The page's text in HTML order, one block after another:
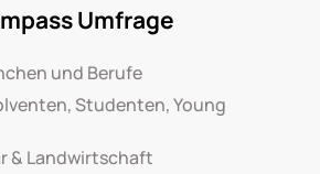
Umfrage
und Berufe
Studenten, Young
& Landwirtschaft